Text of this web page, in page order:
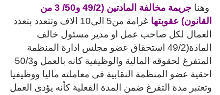
وهنا
جريمة مخالفة المادتين (49/2 و50/ 3 من
القانون) عقوبتها
غرامة من5 الى10 الاف وتتعدد بتعدد
العمال لكل صاحب عمل او مدير مسئول خالف
المادة(49/2 استحقاق عضو مجلس ادارة المنظمة
المتفرغ لحقوقه المالية والوظيفية كانه بالعمل و50/3
احقية عضو المنظمة النقابية فى معاملته ماليا ووظيفيا
وتعتبر مدة التفرغ ضمن المدة الفعلية كأنه يؤدى العمل